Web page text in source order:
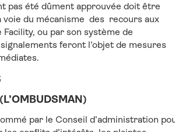
pas été dûment approuvée doit être
voie du mécanisme des recours aux
ou par son système de
feront l’objet de mesures
par le Conseil d’administration